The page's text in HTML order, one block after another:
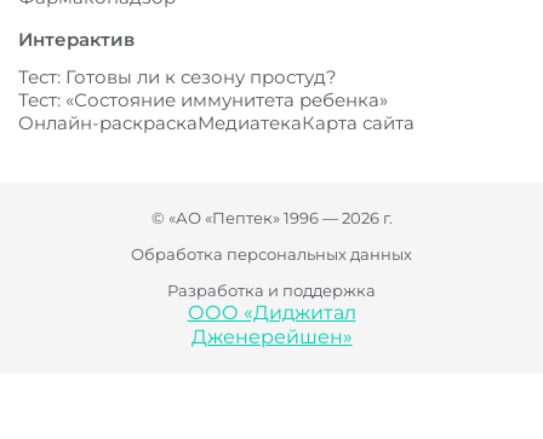
Интерактив
Тест: Готовы ли к сезону простуд?
Тест: «Состояние иммунитета ребенка»
Онлайн-раскраскаМедиатекаКарта сайта
© «АО «Пептек» 1996 — 2026 г.
Обработка персональных данных
Разработка и поддержка
ООО «Диджитал
Дженерейшен»